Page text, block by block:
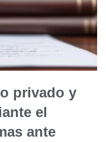
privado y
el
ante